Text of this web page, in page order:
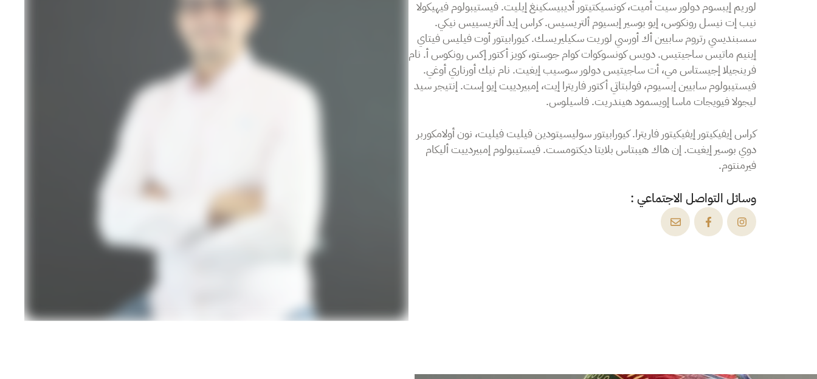
لوريم إيبسوم دولور سيت أميت، كونسيكتيتور أديبيسكينغ إيليت. فيستيبولوم فيهيكولا
نيب إت نيسل رونكوس، إيو بوسير إبسيوم ألتريسيس. كراس إيد ألتريسييس نيكي.
سسبنديسي رتروم سابيين أك أورسي لوريت سكيليريسك. كيورابيتور أوت فيليس فيتاي
إينيم ماتيس ساجيتيس. دويس كونسوكوات كوام جوستو، كويز أكتور إكس رونكوس أ. نام
فرينجيلا إجيستاس مي، أت ساجيتيس دولور سوسيب إيغيت. نام نيك أورناري أوغي.
فيستيبولوم سابيين إبسيوم، فولبتاتي أكتور فاريترا إيت، إمبيردييت إيو إست. إنتيجر سيد
ليجولا فيويجات ماسا إويسمود هيندريت. فاسيلوس.
كراس إيفيكيتور إيفيكيتور فاريترا. كيورابيتور سوليسيتودين فيليت فيليت، نون أولامكوربر
دوي بوسير إيغيت. إن هاك هيبتاس بلايتا ديكتومست. فيستيبولوم إمبيردييت أليكام
فيرمنتوم.
وسائل التواصل الاجتماعي :